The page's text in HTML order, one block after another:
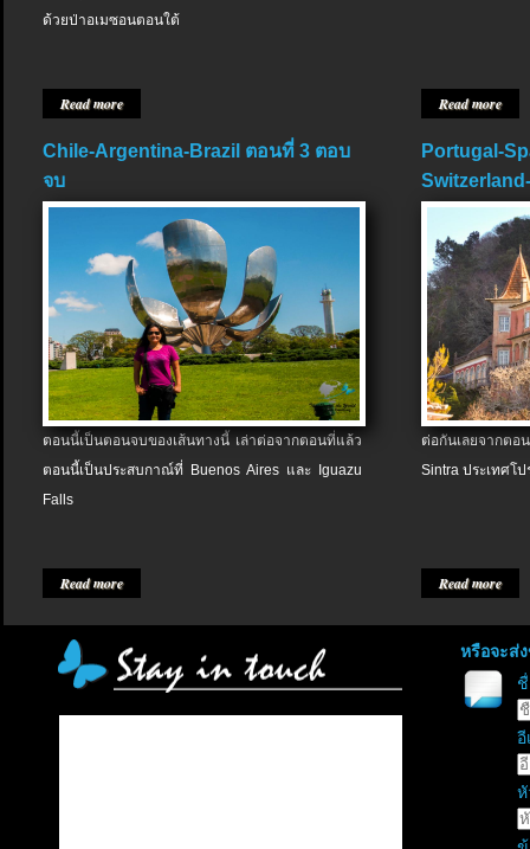
ด้วยป่าอเมซอนตอนใต้
Read more Read more
Chile-Argentina-Brazil ตอนที่ 3 ตอบ
จบ
ตอนนี้เป็นตอนจบของเส้นทางนี้ เล่าต่อจากตอนที่แล้ว
ตอนนี้เป็นประสบกาณ์ที่ Buenos Aires และ Iguazu
Falls
Read more
Portugal-
ต่อกันเลยจากต
Sintra ประเทศโป
Read more
หรือจะส่
อี
หั